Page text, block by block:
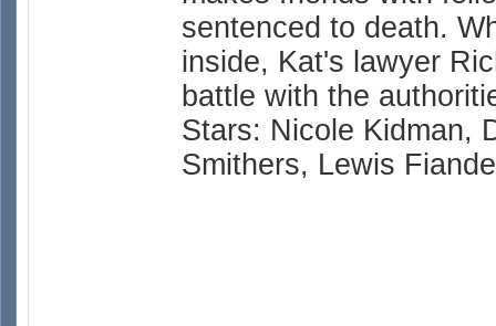
sentenced to death.
inside, Kat's lawyer
battle with the
Stars: Nicole Kidman,
Smithers, Lewis